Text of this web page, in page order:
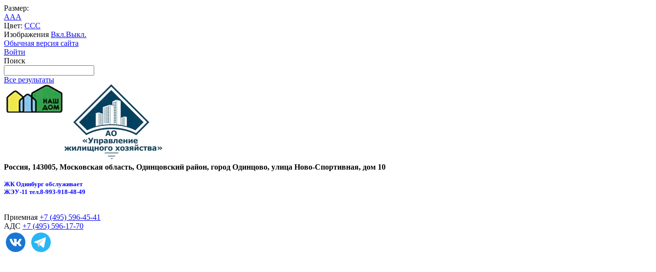
Размер:
AAA
Цвет: CCC
Изображения Вкл.Выкл.
Обычная версия сайта
Войти
Поиск
Все результаты
Россия, 143005, Московская область, Одинцовский район, город Одинцово, улица Ново-Спортивная, дом 10
ЖК Одинбург обслуживает
ЖЭУ-11 тел.8-993-918-48-49
Приемная +7 (495) 596-45-41
АДС +7 (495) 596-17-70